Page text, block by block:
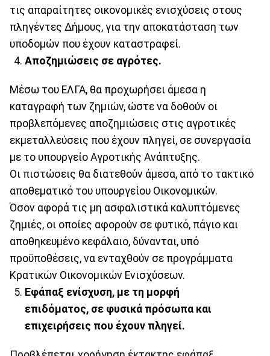
τις απαραίτητες οικονομικές ενισχύσεις στους
πληγέντες Δήμους, για την αποκατάσταση των
υποδομών που έχουν καταστραφεί.
Αποζημιώσεις σε αγρότες.
Μέσω του ΕΛΓΑ, θα προχωρήσει άμεσα η
καταγραφή των ζημιών, ώστε να δοθούν οι
προβλεπόμενες αποζημιώσεις στις αγροτικές
εκμεταλλεύσεις που έχουν πληγεί, σε συνεργασία
με το υπουργείο Αγροτικής Ανάπτυξης.
Οι πιστώσεις θα διατεθούν άμεσα, από το τακτικό
αποθεματικό του υπουργείου Οικονομικών.
Όσον αφορά τις μη ασφαλιστικά καλυπτόμενες
ζημιές, οι οποίες αφορούν σε φυτικό, πάγιο και
αποθηκευμένο κεφάλαιο, δύνανται, υπό
προϋποθέσεις, να ενταχθούν σε προγράμματα
Κρατικών Οικονομικών Ενισχύσεων.
Εφάπαξ ενίσχυση, με τη μορφή
επιδόματος, σε φυσικά πρόσωπα και
επιχειρήσεις που έχουν πληγεί.